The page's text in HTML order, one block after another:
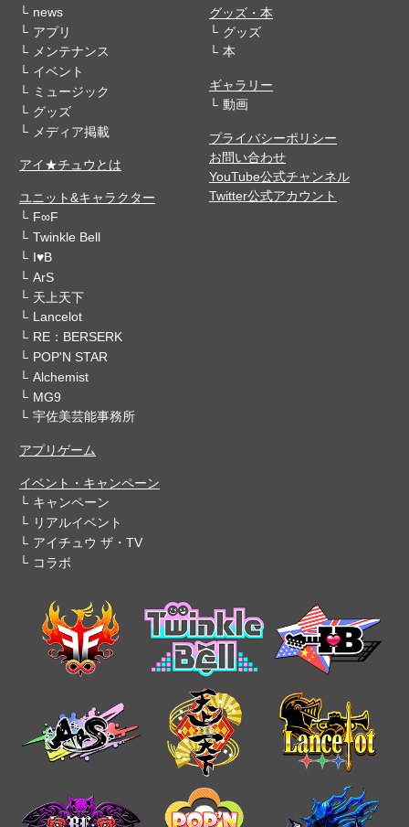
news
アプリ
メンテナンス
イベント
ミュージック
グッズ
メディア掲載
アイ★チュウとは
ユニット&キャラクター
F∞F
Twinkle Bell
I♥B
ArS
天上天下
Lancelot
RE：BERSERK
POP'N STAR
Alchemist
MG9
宇佐美芸能事務所
アプリゲーム
イベント・キャンペーン
キャンペーン
リアルイベント
アイチュウ ザ・TV
コラボ
グッズ・本
グッズ
本
ギャラリー
動画
プライバシーポリシー
お問い合わせ
YouTube公式チャンネル
Twitter公式アカウント